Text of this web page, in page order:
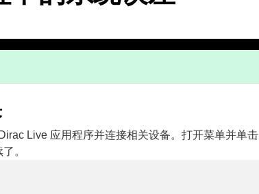
Live 应用程序并连接相关设备。打开菜单并单击
。